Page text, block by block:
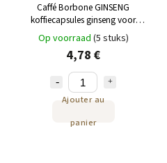
Caffé Borbone GINSENG
koffiecapsules ginseng voor
Lavazza Espresso Point 25 st
Op voorraad (5 stuks)
4,78 €
Ajouter au
panier